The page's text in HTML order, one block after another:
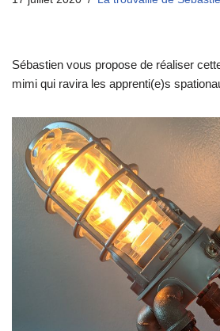
Sébastien vous propose de réaliser
mimi qui ravira les apprenti(e)s